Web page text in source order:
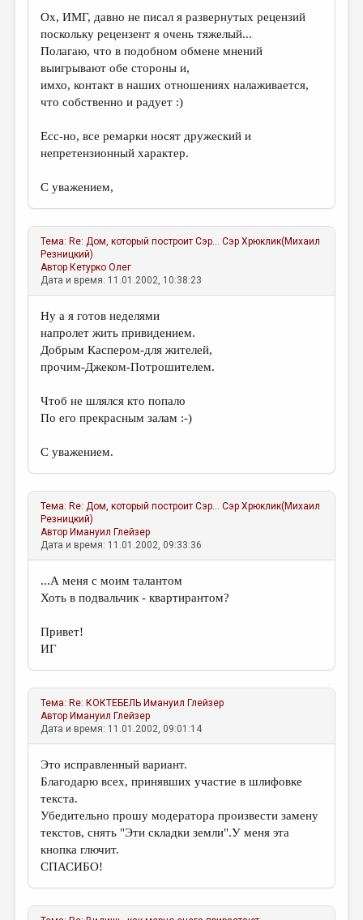
Ох, ИМГ, давно не писал я развернутых рецензий
поскольку рецензент я очень тяжелый...
Полагаю, что в подобном обмене мнений
выигрывают обе стороны и,
имхо, контакт в наших отношениях налаживается,
что собственно и радует :)
Есс-но, все ремарки носят дружеский и
непретензионный характер.
С уважением,
Тема: Re: Дом, который построит Сэр... Сэр Хрюклик(Михаил
Резницкий)
Автор Кетурко Олег
Дата и время: 11.01.2002, 10:38:23
Ну а я готов неделями
напролет жить привидением.
Добрым Каспером-для жителей,
прочим-Джеком-Потрошителем.
Чтоб не шлялся кто попало
По его прекрасным залам :-)
С уважением.
Тема: Re: Дом, который построит Сэр... Сэр Хрюклик(Михаил
Резницкий)
Автор Имануил Глейзер
Дата и время: 11.01.2002, 09:33:36
...А меня с моим талантом
Хоть в подвальчик - квартирантом?
Привет!
ИГ
Тема: Re: КОКТЕБЕЛЬ Имануил Глейзер
Автор Имануил Глейзер
Дата и время: 11.01.2002, 09:01:14
Это исправленный вариант.
Благодарю всех, принявших участие в шлифовке
текста.
Убедительно прошу модератора произвести замену
текстов, снять "Эти складки земли".У меня эта
кнопка глючит.
СПАСИБО!